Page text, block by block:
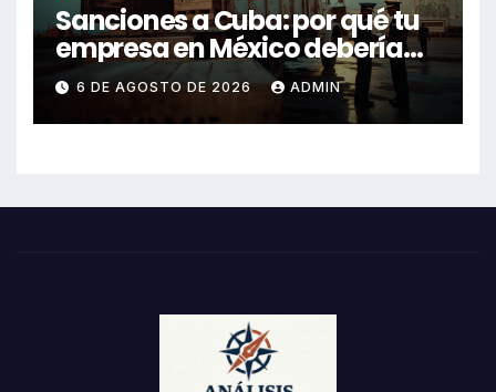
Sanciones a Cuba: por qué tu
empresa en México debería
revisarlas
6 DE AGOSTO DE 2026 ADMIN